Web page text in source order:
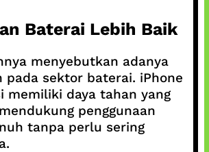
Baterai Lebih Baik
menyebutkan adanya
pada sektor baterai. iPhone
memiliki daya tahan yang
penggunaan
tanpa perlu sering